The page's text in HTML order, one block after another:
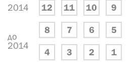
2014 12 11 10 9
до
2014
8 7 6 5
4 3 2 1